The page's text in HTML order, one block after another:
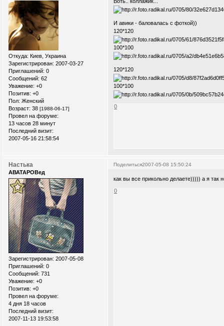
Откуда: Киев, Украина
Зарегистрирован: 2007-03-27
Приглашений: 0
Сообщений: 62
Уважение: +0
Позитив: +0
Пол: Женский
Возраст: 38 [1988-06-17]
Провел на форуме:
13 часов 28 минут
Последний визит:
2007-05-16 21:58:54
И авики - баловалась с фоткой))
120*120
100*100
120*120
100*100
0
Поделиться2007-05-08 15:50:24
Настька
АВАТАРОВед
Зарегистрирован: 2007-05-08
Приглашений: 0
Сообщений: 731
Уважение: +0
Позитив: +0
Провел на форуме:
4 дня 18 часов
Последний визит:
2007-11-13 19:53:58
как вы все прикольно делаете))))) а я
0